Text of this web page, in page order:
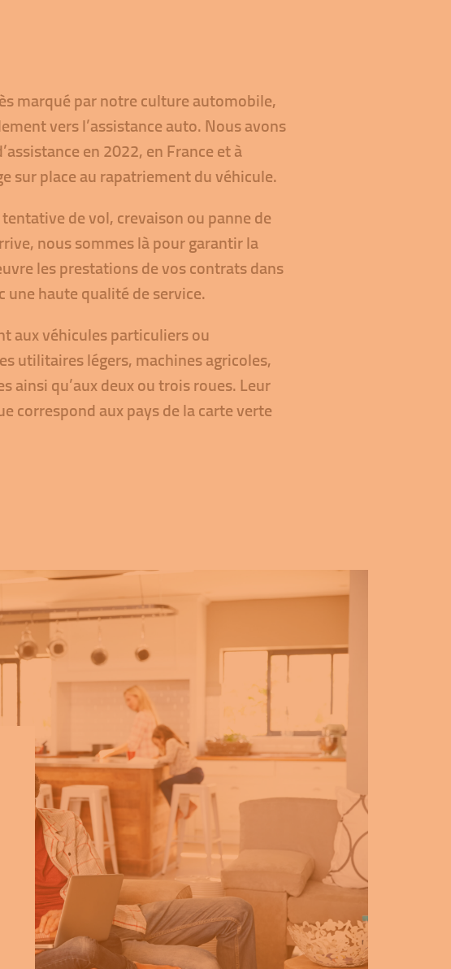
marqué par notre culture automobile,
vers l’assistance auto. Nous avons
en 2022, en France et à
sur place au rapatriement du véhicule.
de vol, crevaison ou panne de
nous sommes là pour garantir la
les prestations de vos contrats dans
une haute qualité de service.
aux véhicules particuliers ou
utilitaires légers, machines agricoles,
ainsi qu’aux deux ou trois roues. Leur
correspond aux pays de la carte verte